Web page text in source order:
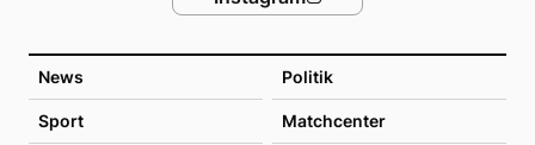
News Politik
Sport Matchcenter